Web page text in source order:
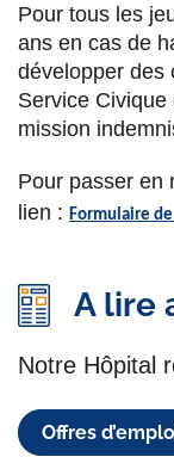
Pour tous les
ans en cas de
développer des
Service
mission
Pour passer en
lien : Formulaire
A lire
Notre Hôpital
Offres